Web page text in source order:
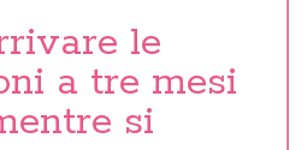
le
a tre mesi
si